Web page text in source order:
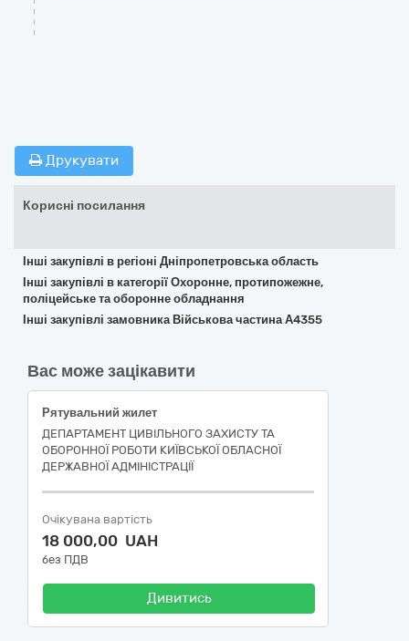
Друкувати
Корисні посилання
Інші закупівлі в регіоні Дніпропетровська область
Інші закупівлі в категорії Охоронне, протипожежне,
поліцейське та оборонне обладнання
Інші закупівлі замовника Військова частина А4355
Вас може зацікавити
Рятувальний жилет
ДЕПАРТАМЕНТ ЦИВІЛЬНОГО ЗАХИСТУ ТА
ОБОРОННОЇ РОБОТИ КИЇВСЬКОЇ ОБЛАСНОЇ
ДЕРЖАВНОЇ АДМІНІСТРАЦІЇ
Очікувана вартість
18 000,00 UAH
без ПДВ
Дивитись